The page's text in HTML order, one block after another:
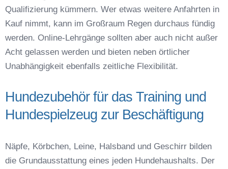
Qualifizierung kümmern. Wer etwas weitere Anfahrten in
Kauf nimmt, kann im Großraum Regen durchaus fündig
werden. Online-Lehrgänge sollten aber auch nicht außer
Acht gelassen werden und bieten neben örtlicher
Unabhängigkeit ebenfalls zeitliche Flexibilität.
Hundezubehör für das Training und
Hundespielzeug zur Beschäftigung
Näpfe, Körbchen, Leine, Halsband und Geschirr bilden
die Grundausstattung eines jeden Hundehaushalts. Der